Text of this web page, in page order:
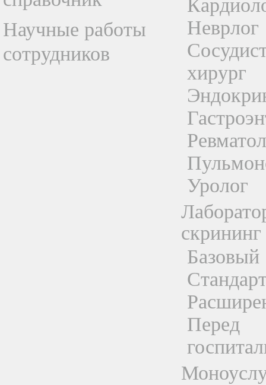
Научные работы
сотрудников
Неврлог
хирург
Уролог
скрининг
Базовый
Перед